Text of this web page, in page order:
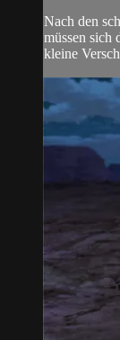
Nach den
müssen sich
kleine